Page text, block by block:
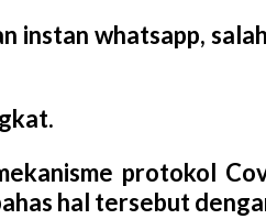
instan whatsapp,
protokol
hal tersebut